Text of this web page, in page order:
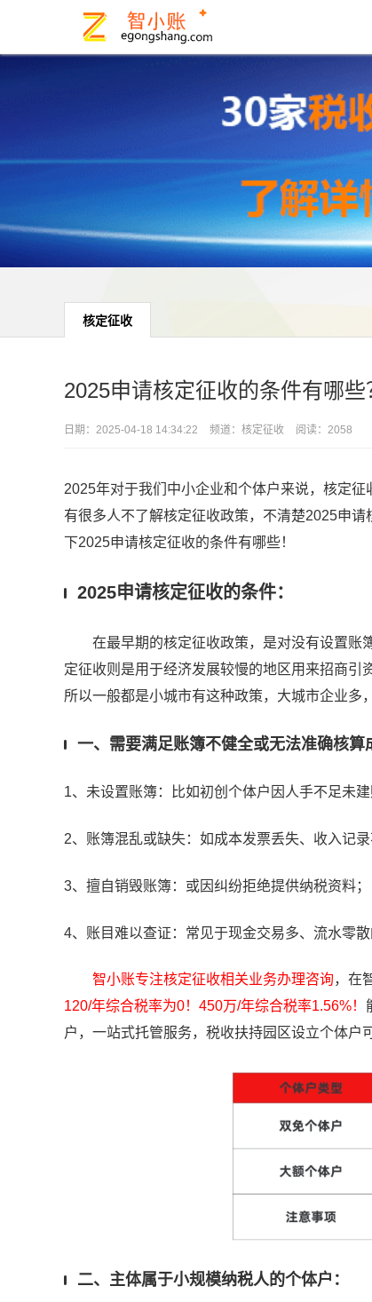
核定征收
2025申请核定征收的条件有哪些
日期： 2025-04-18 14:34:22 频道： 核定征收 阅读：2058
2025年对于我们中小企业和个体户来说，核定
有很多人不了解核定征收政策，不清楚2025申
下2025申请核定征收的条件有哪些！
2025申请核定征收的条件：
在最早期的核定征收政策，是对没有设置账
定征收则是用于经济发展较慢的地区用来招商引
所以一般都是小城市有这种政策，大城市企业多
一、需要满足账簿不健全或无法准确核算
1、未设置账簿：比如初创个体户因人手不足未建
2、账簿混乱或缺失：如成本发票丢失、收入记录
3、擅自销毁账簿：或因纠纷拒绝提供纳税资料；
4、账目难以查证：常见于现金交易多、流水零散
智小账专注核定征收相关业务办理咨询，在
120/年综合税率为0！450万/年综合税率1.56%！
户，一站式托管服务，税收扶持园区设立个体户
二、主体属于小规模纳税人的个体户：